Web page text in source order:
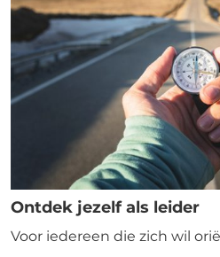
Ontdek jezelf als leider
Voor iedereen die zich wil